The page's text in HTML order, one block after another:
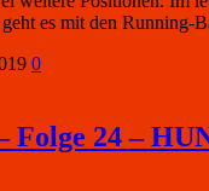
es mit den
0
Folge 24 –